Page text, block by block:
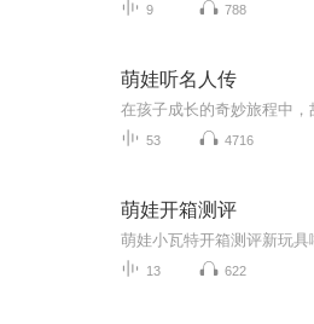
9 788
萌娃听名人传
53 4716
萌娃开箱测评
13 622